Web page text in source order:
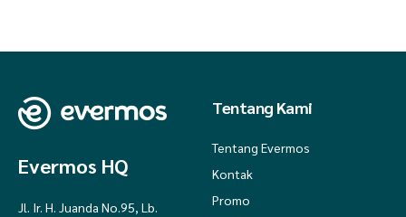
Evermos HQ
Jl. Ir. H. Juanda No.95, Lb.
Tentang Kami
Tentang Evermos
Kontak
Promo